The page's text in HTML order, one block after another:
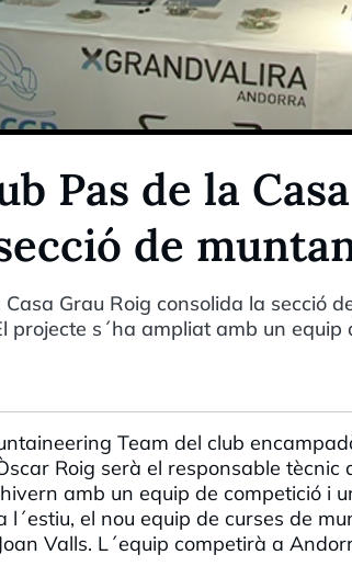
Pas de la
de
Casa Grau Roig consolida la secció
projecte s´ha ampliat amb un equip
Team del club
Roig serà el responsable tècnic
amb un equip de competició i
l´estiu, el nou equip de curses de
Valls. L´equip competirà a